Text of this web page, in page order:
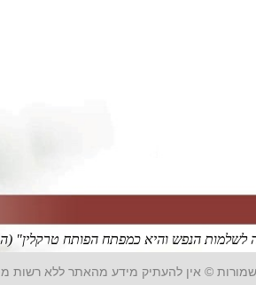
לשלמות הנפש והיא כמפתח הפותח טרקלין"
שמורות © אין להעתיק מידע מהאתר ללא רשות